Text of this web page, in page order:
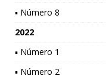
▪ Número 8
2022
▪ Número 1
▪ Número 2